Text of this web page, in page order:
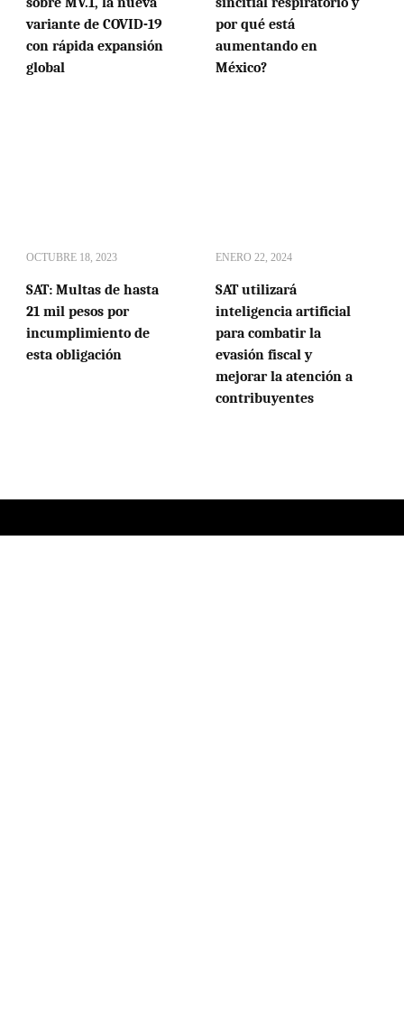
variante de COVID-19
con rápida expansión
global
por qué está
aumentando en
México?
OCTUBRE 18, 2023
SAT: Multas de hasta
21 mil pesos por
incumplimiento de
esta obligación
ENERO 22, 2024
SAT utilizará
inteligencia artificial
para combatir la
evasión fiscal y
mejorar la atención a
contribuyentes